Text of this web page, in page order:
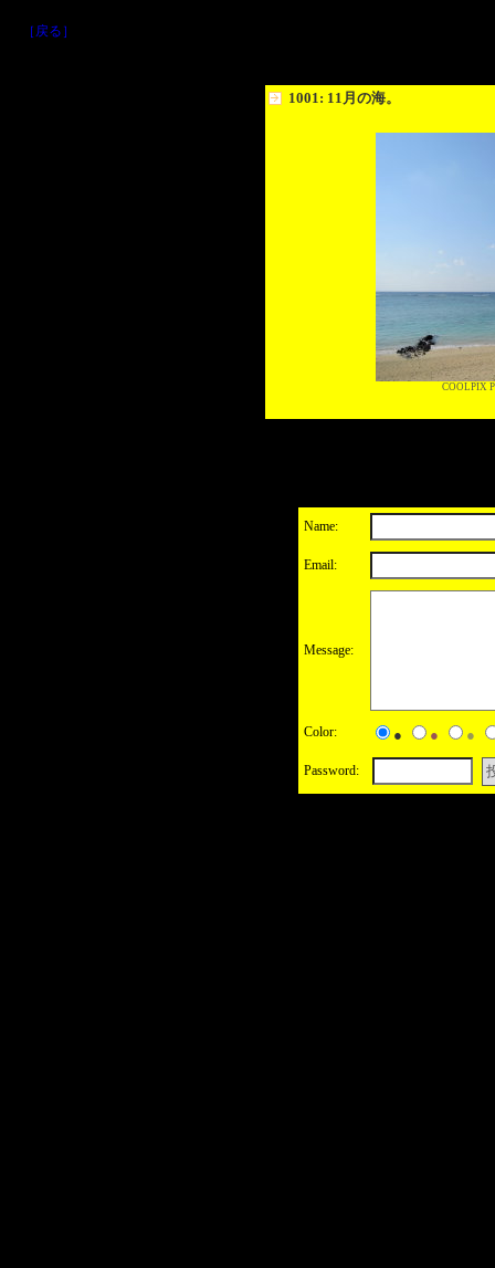
［戻る］
1001: 11月の海。
COOLPIX
Name:
Email:
Message:
Color: ● ● ●
Password: